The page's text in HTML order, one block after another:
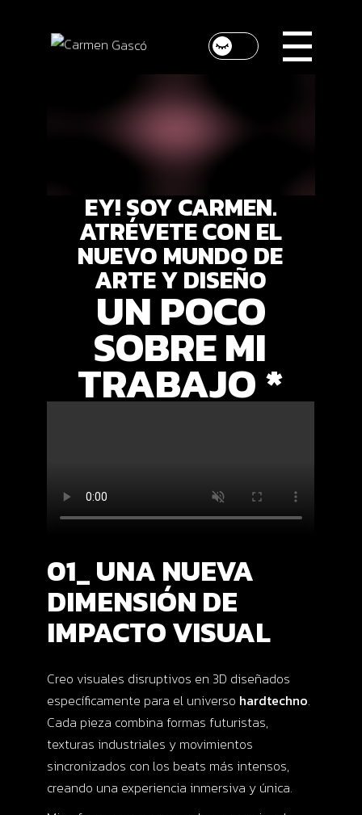
EY!SOYCARMEN.
ATRÉVETECON EL
NUEVO MUNDO DE
ARTEYDISEÑO
UNPOCO
SOBREMI
TRABAJO*
01_ UNA NUEVA
DIMENSIÓN DE
IMPACTO VISUAL
Creo visuales disruptivos en 3D diseñados
específicamente para el universo hardtechno.
Cada pieza combina formas futuristas,
texturas industriales y movimientos
sincronizados con los beats más intensos,
creando una experiencia inmersiva y única.